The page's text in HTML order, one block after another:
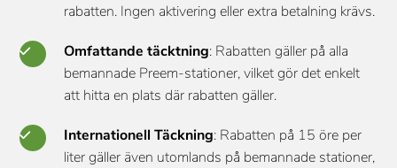
rabatten. Ingen aktivering eller extra betalning krävs.
Omfattande täcktning: Rabatten gäller på alla
bemannade Preem-stationer, vilket gör det enkelt
att hitta en plats där rabatten gäller.
Internationell Täckning: Rabatten på 15 öre per
liter gäller även utomlands på bemannade stationer,